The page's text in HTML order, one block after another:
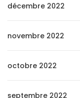
décembre 2022
novembre 2022
octobre 2022
septembre 2022